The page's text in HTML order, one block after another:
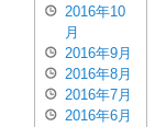
2016年10
月
2016年9月
2016年8月
2016年7月
2016年6月